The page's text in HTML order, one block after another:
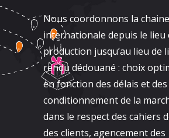
Nous coordonnons la
internationale depuis le lieu
production jusqu’au lieu de
rendu dédouané : choix
en fonction des délais et
conditionnement de la
dans le respect des cahiers
des clients, agencement des